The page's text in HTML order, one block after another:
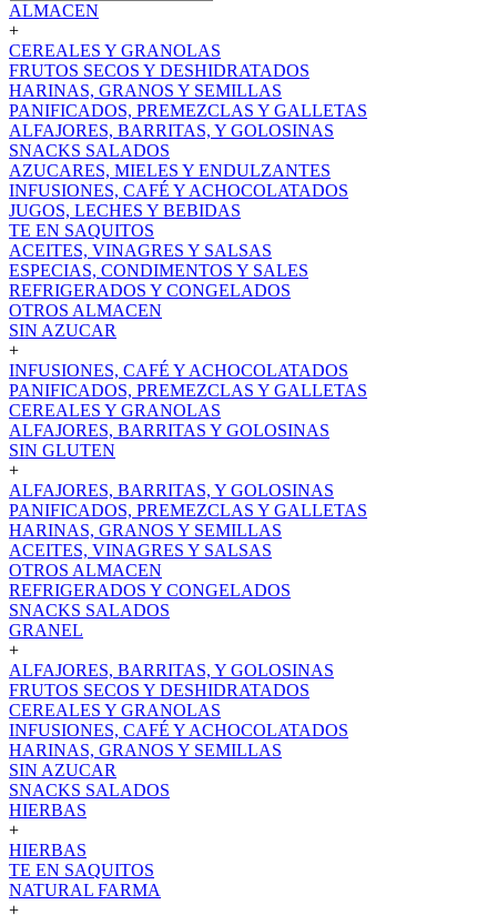
ALMACEN
+
CEREALES Y GRANOLAS
FRUTOS SECOS Y DESHIDRATADOS
HARINAS, GRANOS Y SEMILLAS
PANIFICADOS, PREMEZCLAS Y GALLETAS
ALFAJORES, BARRITAS, Y GOLOSINAS
SNACKS SALADOS
AZUCARES, MIELES Y ENDULZANTES
INFUSIONES, CAFÉ Y ACHOCOLATADOS
JUGOS, LECHES Y BEBIDAS
TE EN SAQUITOS
ACEITES, VINAGRES Y SALSAS
ESPECIAS, CONDIMENTOS Y SALES
REFRIGERADOS Y CONGELADOS
OTROS ALMACEN
SIN AZUCAR
+
INFUSIONES, CAFÉ Y ACHOCOLATADOS
PANIFICADOS, PREMEZCLAS Y GALLETAS
CEREALES Y GRANOLAS
ALFAJORES, BARRITAS Y GOLOSINAS
SIN GLUTEN
+
ALFAJORES, BARRITAS, Y GOLOSINAS
PANIFICADOS, PREMEZCLAS Y GALLETAS
HARINAS, GRANOS Y SEMILLAS
ACEITES, VINAGRES Y SALSAS
OTROS ALMACEN
REFRIGERADOS Y CONGELADOS
SNACKS SALADOS
GRANEL
+
ALFAJORES, BARRITAS, Y GOLOSINAS
FRUTOS SECOS Y DESHIDRATADOS
CEREALES Y GRANOLAS
INFUSIONES, CAFÉ Y ACHOCOLATADOS
HARINAS, GRANOS Y SEMILLAS
SIN AZUCAR
SNACKS SALADOS
HIERBAS
+
HIERBAS
TE EN SAQUITOS
NATURAL FARMA
+